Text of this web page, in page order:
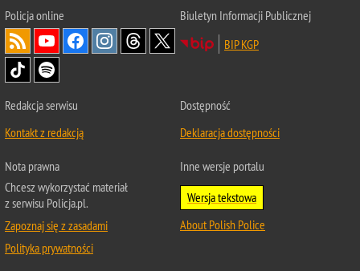
Policjaonline
Biuletyn Informacji Publicznej
BIP KGP
Redakcja serwisu
Kontakt z redakcją
Dostępność
Deklaracja dostępności
Nota prawna
Chcesz wykorzystać materiał
z serwisu Policja.pl.
Zapoznaj się z zasadami
Polityka prywatności
Inne wersje portalu
Wersja tekstowa
About Polish Police